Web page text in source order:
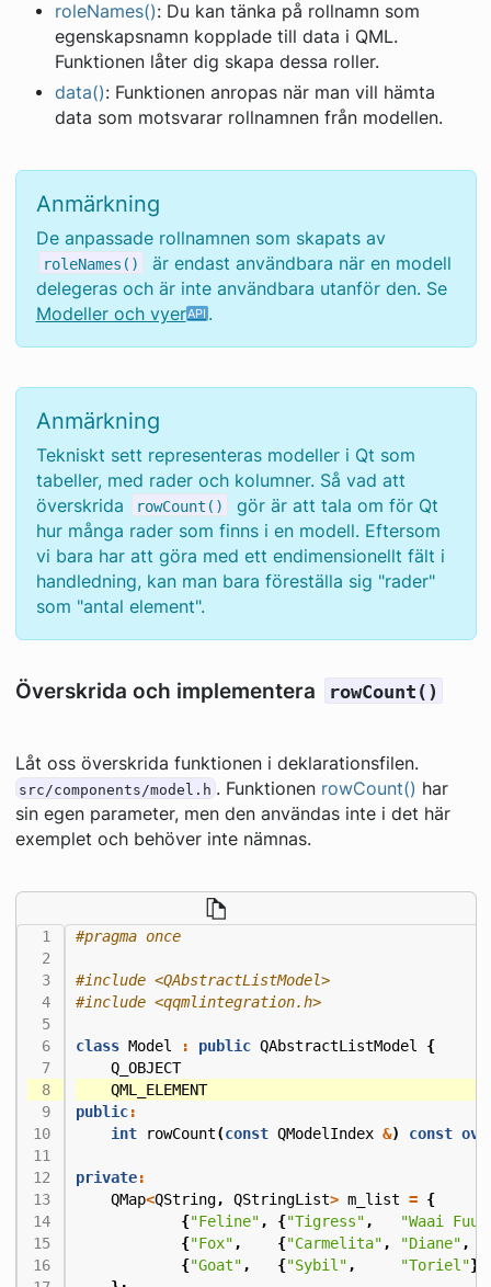
roleNames(): Du kan tänka på rollnamn som
egenskapsnamn kopplade till data i QML.
Funktionen låter dig skapa dessa roller.
data(): Funktionen anropas när man vill hämta
data som motsvarar rollnamnen från modellen.
Anmärkning
De anpassade rollnamnen som skapats av
roleNames()
är endast användbara när en modell
delegeras och är inte användbara utanför den. Se
Modeller och vyer
.
Anmärkning
Tekniskt sett representeras modeller i Qt som
tabeller, med rader och kolumner. Så vad att
överskrida
rowCount()
gör är att tala om för Qt
hur många rader som finns i en modell. Eftersom
vi bara har att göra med ett endimensionellt fält i
handledning, kan man bara föreställa sig "rader"
som "antal element".
Överskrida och implementera rowCount()
Låt oss överskrida funktionen i deklarationsfilen.
src/components/model.h . Funktionen rowCount() har
sin egen parameter, men den användas inte i det här
exemplet och behöver inte nämnas.
#pragma once
#include <QAbstractListModel>
#include <qqmlintegration.h>
class Model : public QAbstractListModel
{
Q_OBJECT
QML_ELEMENT
public:
int
rowCount(const QModelIndex &) const
private:
QMap<QString, QStringList> m_list = {
{"Feline" , {"Tigress" , "Waai Fuu"
{"Fox" , {"Carmelita" , "Diane" ,
{"Goat" , {"Sybil" , "Toriel"}}